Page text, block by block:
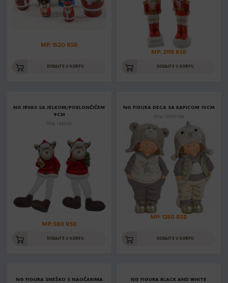
MP: 1520 RSD
DODAJTE U KORPU
MP: 2118 RSD
DODAJTE U KORPU
NG IRVAS SA JELKOM/POKLONČIĆEM
9CM
Šifra: 199040
MP: 580 RSD
DODAJTE U KORPU
NG FIGURA DECA SA KAPICOM 10CM
Šifra: 10030188
MP: 1250 RSD
DODAJTE U KORPU
NG FIGURA SNEŠKO S NAOČARIMA NG FIGURA BLACK AND WHITE